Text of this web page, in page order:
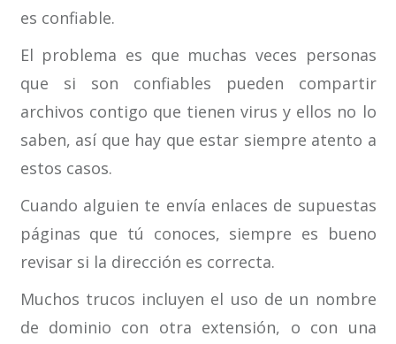
es confiable.
El problema es que muchas veces personas
que si son confiables pueden compartir
archivos contigo que tienen virus y ellos no lo
saben, así que hay que estar siempre atento a
estos casos.
Cuando alguien te envía enlaces de supuestas
páginas que tú conoces, siempre es bueno
revisar si la dirección es correcta.
Muchos trucos incluyen el uso de un nombre
de dominio con otra extensión, o con una